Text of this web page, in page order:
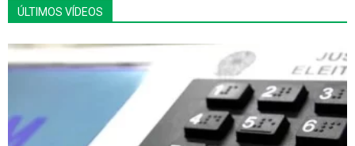
ÚLTIMOS VÍDEOS